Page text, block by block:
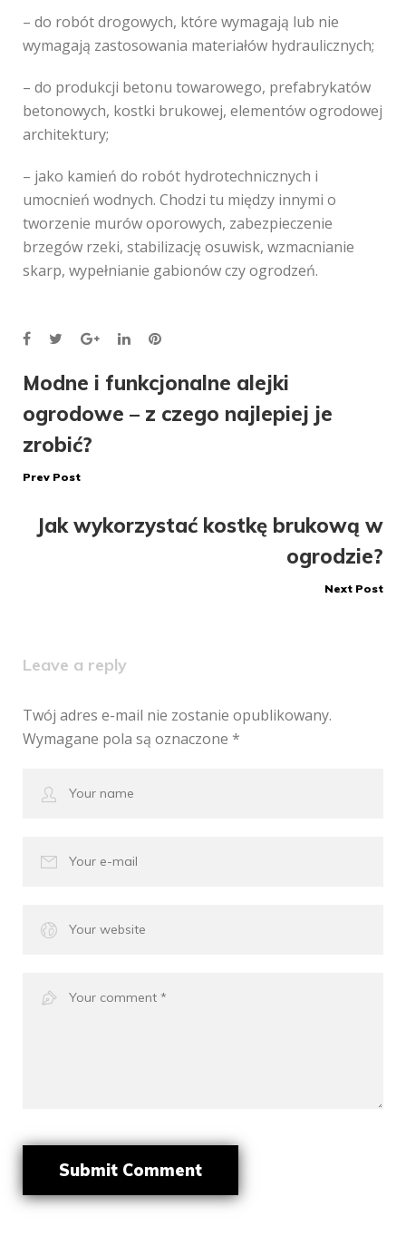
– do robót drogowych, które wymagają lub nie
wymagają zastosowania materiałów hydraulicznych;
– do produkcji betonu towarowego, prefabrykatów
betonowych, kostki brukowej, elementów ogrodowej
architektury;
– jako kamień do robót hydrotechnicznych i
umocnień wodnych. Chodzi tu między innymi o
tworzenie murów oporowych, zabezpieczenie
brzegów rzeki, stabilizację osuwisk, wzmacnianie
skarp, wypełnianie gabionów czy ogrodzeń.
Facebook
TwitterGoogle+LinkedInPinterest
Nawigacja
wpisu
Modne i funkcjonalne alejki
ogrodowe – z czego najlepiej je
zrobić?
Prev Post
Jak wykorzystać kostkę brukową w
ogrodzie?
Next Post
Leave a reply
Twój adres e-mail nie zostanie opublikowany.
Wymagane pola są oznaczone *